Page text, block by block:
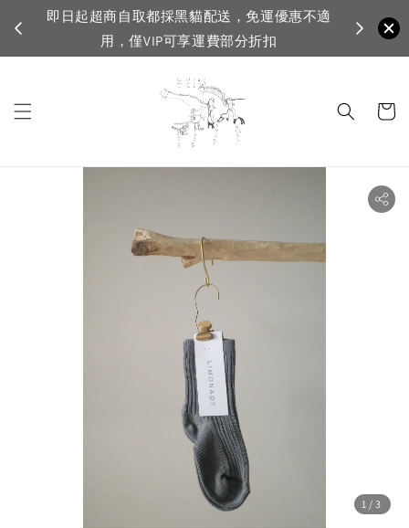
即日起超商自取都採黑貓配送，免運優惠不適
用，僅VIP可享運費部分折扣
VIP
1 /3